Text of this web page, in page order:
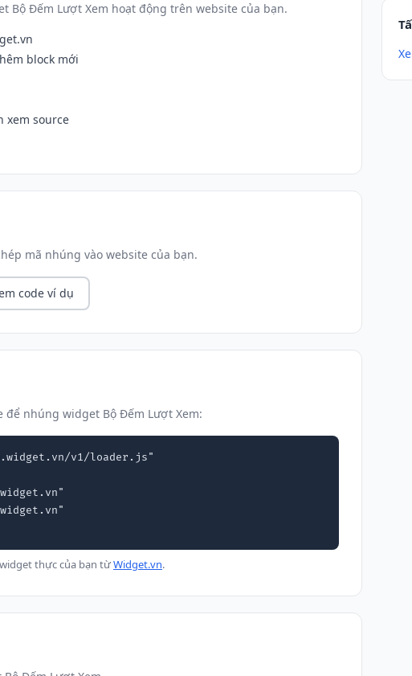
Bộ Đếm Lượt Xem hoạt động trên website của bạn.
block mới
xem source
mã nhúng vào website của bạn.
code ví dụ
để nhúng widget Bộ Đếm Lượt Xem:
v1/loader.js"
thực của bạn từWidget.vn.